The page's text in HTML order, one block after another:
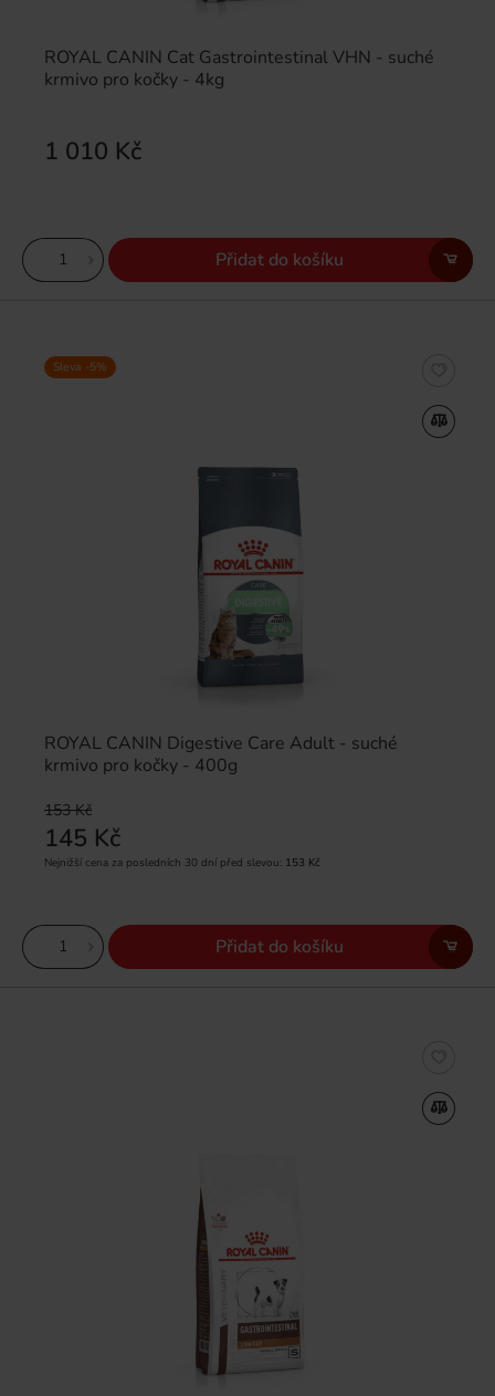
ROYAL CANIN Cat Gastrointestinal VHN - suché
krmivo pro kočky - 4kg
1 010 Kč
Přidat do košíku
ROYAL CANIN Digestive Care Adult - suché
krmivo pro kočky - 400g
153 Kč
145 Kč
Nejnižší cena za posledních 30 dní před slevou: 153 Kč
Sleva -5%
Přidat do košíku